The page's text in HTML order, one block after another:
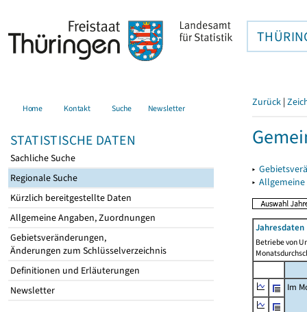
Home Kontakt Suche Newsletter
STATISTISCHE DATEN
Sachliche Suche
Regionale Suche
Kürzlich bereitgestellte Daten
Allgemeine Angaben, Zuordnungen
Gebietsveränderungen,
Änderungen zum Schlüsselverzeichnis
Definitionen und Erläuterungen
Newsletter
Zurück |
▸
▸
Jahresdaten
Betriebe von
Im